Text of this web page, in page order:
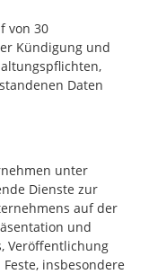
von 30
Kündigung und
Daten
unter
Dienste zur
auf der
und
Veröffentlichung
insbesondere